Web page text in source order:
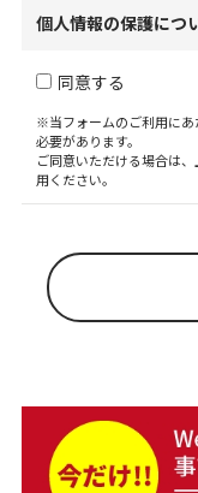
個人情報の保護につ
同意する
※当フォームのご利用にあ
必要があります。
ご同意いただける場合は
用ください。